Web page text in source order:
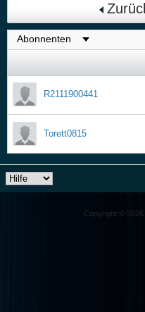
R2111900441
Torett0815
Copyright © 2026